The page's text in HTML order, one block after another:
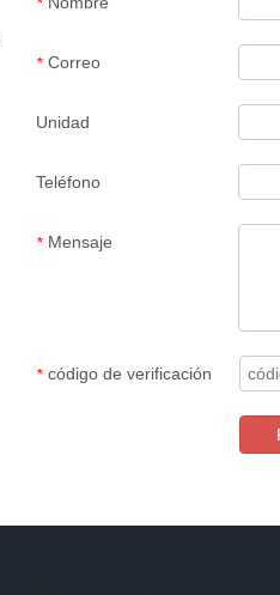
*
* Correo
Unidad
Teléfono
* Mensaje
* código de verificación